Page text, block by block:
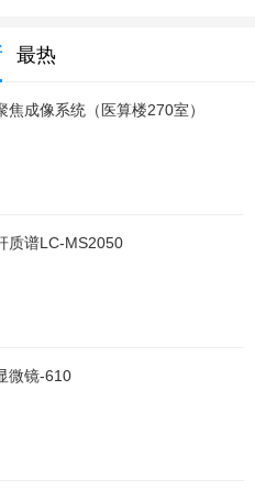
年暑期值班表
医算楼（西区田径场新楼）二楼（206室）新到一台落地式超离和一台高速冷冻离心机
培训安排
训安排
寒假值班表
最热
焦成像系统（医算楼270室）
质谱LC-MS2050
微镜-610